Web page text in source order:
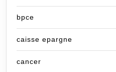
bpce
caisse epargne
cancer